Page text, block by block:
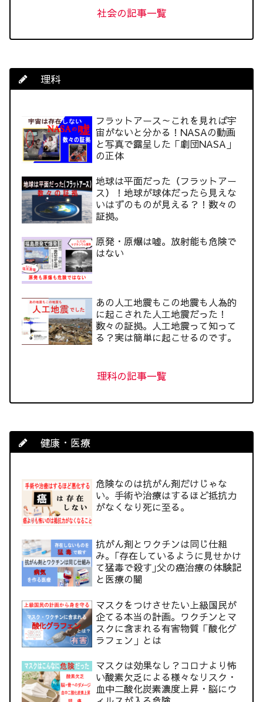
社会の記事一覧
理科
フラットアース～これを見れば宇
宙がないと分かる！NASAの動画
と写真で露呈した「劇団NASA」
の正体
地球は平面だった（フラットアー
ス）！地球が球体だったら見えな
いはずのものが見える？！数々の
証拠。
原発・原爆は嘘。放射能も危険で
はない
あの人工地震もこの地震も人為的
に起こされた人工地震だった！
数々の証拠。人工地震って知って
る？実は簡単に起こせるのです。
理科の記事一覧
健康・医療
危険なのは抗がん剤だけじゃな
い。手術や治療はするほど抵抗力
がなくなり死に至る。
抗がん剤とワクチンは同じ仕組
み。｢存在しているように見せかけ
て猛毒で殺す｣父の癌治療の体験記
と医療の闇
マスクをつけさせたい上級国民が
企てる本当の計画。ワクチンとマ
スクに含まれる有害物質「酸化グ
ラフェン」とは
マスクは効果なし？コロナより怖
い酸素欠乏による様々なリスク・
血中二酸化炭素濃度上昇・脳にウ